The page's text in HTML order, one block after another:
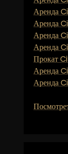
Аренда
Аренда
Аренда
Аренда
Прокат
Аренда
Аренда